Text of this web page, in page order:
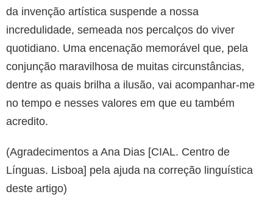
da invenção artística suspende a nossa
incredulidade, semeada nos percalços do viver
quotidiano. Uma encenação memorável que, pela
conjunção maravilhosa de muitas circunstâncias,
dentre as quais brilha a ilusão, vai acompanhar-me
no tempo e nesses valores em que eu também
acredito.
(Agradecimentos a Ana Dias [CIAL. Centro de
Línguas. Lisboa] pela ajuda na correção linguística
deste artigo)